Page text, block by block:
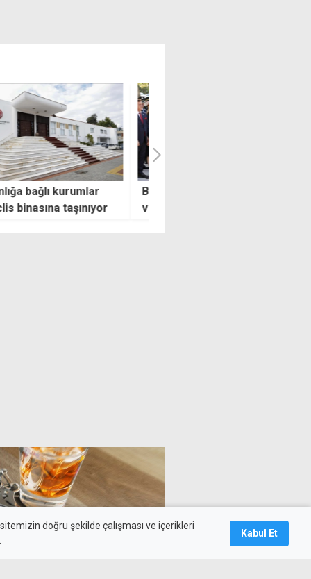
Şehitliği'nde "mücadele"
doğru şekilde çalışması ve içerikleri
Kabul Et